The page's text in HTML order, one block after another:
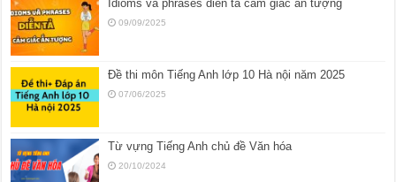
Idioms và phrases diễn tả cảm giác ấn tượng
09/09/2025
Đề thi môn Tiếng Anh lớp 10 Hà nội năm 2025
07/06/2025
Từ vựng Tiếng Anh chủ đề Văn hóa
20/10/2024